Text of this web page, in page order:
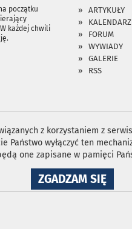
początku
każdej chwili
ARTYKUŁY
KALENDARZ
FORUM
WYWIADY
GALERIE
RSS
z korzystaniem z
wyłączyć ten
one zapisane w pamięci
ZGADZAM SIĘNA